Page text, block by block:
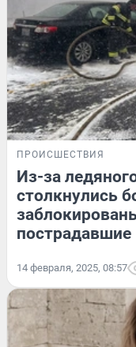
ПРОИСШЕСТВИЯ
Из-за
столкнулись
пострадавшие
14 февраля, 2025, 08:57